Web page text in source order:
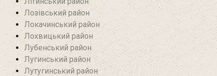
Лозівський район
Локачинський район
Лохвицький район
Лубенський район
Лугинський район‎
Лутугинський район